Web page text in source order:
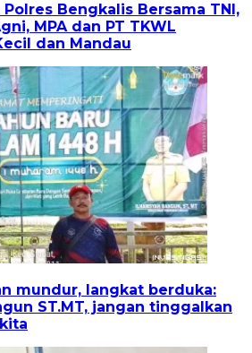
Bengkalis Bersama TNI,
MPA dan PT TKWL
dan Mandau
mundur, langkat berduka:
ST.MT, jangan tinggalkan